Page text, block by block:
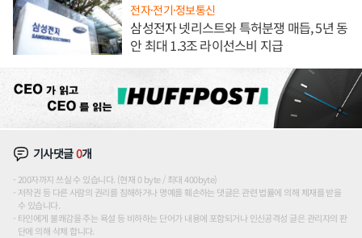
전자·전기·정보통신
삼성전자 넷리스트와 특허분쟁 매듭, 5년 동
안 최대 1.3조 라이선스비 지급
기사댓글0개
200자까지 쓰실 수 있습니다. (현재 0 byte / 최대 400byte)
저작권 등 다른 사람의 권리를 침해하거나 명예를 훼손하는 댓글은 관련 법률에 의해 제재를 받을
수 있습니다.
타인에게 불쾌감을 주는 욕설 등 비하하는 단어가 내용에 포함되거나 인신공격성 글은 관리자의 판
단에 의해 삭제 합니다.